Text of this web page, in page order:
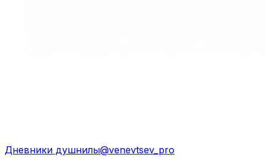
Дневники душнилы@venevtsev_pro